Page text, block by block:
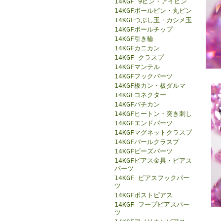
14KGFボールピン・丸ピン
14KGFつぶし玉・カシメ玉
14KGFボールチップ
14KGF引き輪
14KGFカニカン
14KGF クラスプ
14KGFマンテル
14KGFフックパーツ
14KGF板カン・板ダルマ
14KGFコネクター
14KGFバチカン
14KGFヒートン・突き刺し
14KGFエンドパーツ
14KGFマグネットクラスプ
14KGFパールクラスプ
14KGFビーズパーツ
14KGFピアス金具・ピアス
パーツ
14KGF ピアスフックパー
ツ
14KGFポストピアス
14KGF フープピアスパー
ツ